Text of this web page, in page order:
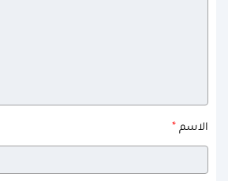
الاسم *